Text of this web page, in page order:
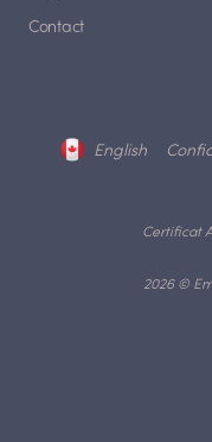
Contact
2026 ©
Certificat
English